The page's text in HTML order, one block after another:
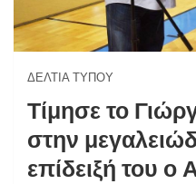
ΔΕΛΤΊΑ ΤΎΠΟΥ
Τίμησε το
στην
επίδειξή του